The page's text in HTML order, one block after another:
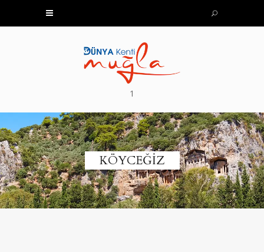
1
KÖYCEĞİZ